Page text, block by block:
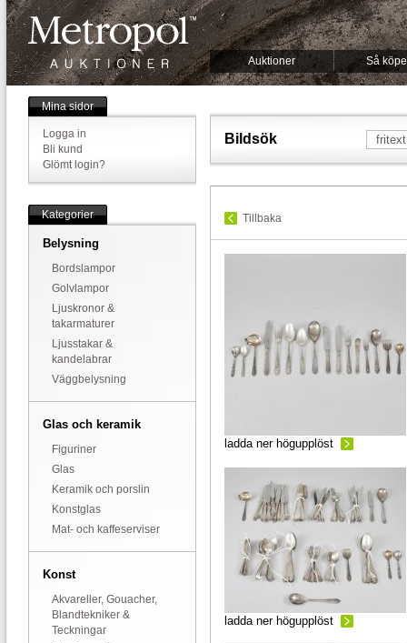
Auktioner Så
Mina sidor
Logga in
Bli kund
Glömt login?
Kategorier
Belysning
Bordslampor
Golvlampor
Ljuskronor &
takarmaturer
Ljusstakar &
kandelabrar
Väggbelysning
Glas och keramik
Figuriner
Glas
Keramik och porslin
Konstglas
Mat- och kaffeserviser
Konst
Akvareller, Gouacher,
Blandtekniker &
Teckningar
Bildsök
Tillbaka
ladda ner högupplöst
ladda ner högupplöst